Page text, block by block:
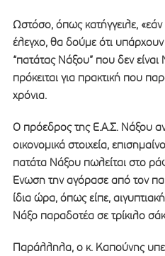
Ωστόσο, όπως κατήγγειλε,
έλεγχο, θα δούμε ότι υπάρχουν
“πατάτας Νάξου” που δεν
πρόκειται για πρακτική που
χρόνια.
Ο πρόεδρος της Ε.Α.Σ. Νάξου
οικονομικά στοιχεία,
πατάτα Νάξου πωλείται στο
Ένωση την αγόρασε από τον
ίδια ώρα, όπως είπε,
Νάξο παραδοτέα σε τρίκιλο
Παράλληλα, ο κ. Καπούνης